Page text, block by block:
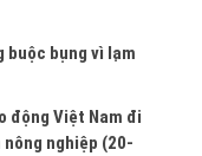
buộc bụng vì lạm
động Việt Nam đi
nghiệp (20-